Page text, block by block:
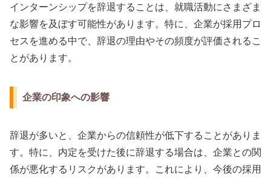
インターンシップを辞退することは、就職活動にさまざま
な影響を及ぼす可能性があります。特に、企業が採用プロ
セスを進める中で、辞退の理由やその頻度が評価されるこ
とがあります。
企業の印象への影響
辞退が多いと、企業からの信頼性が低下することがありま
す。特に、内定を受けた後に辞退する場合は、企業との関
係が悪化するリスクがあります。これにより、今後の採用